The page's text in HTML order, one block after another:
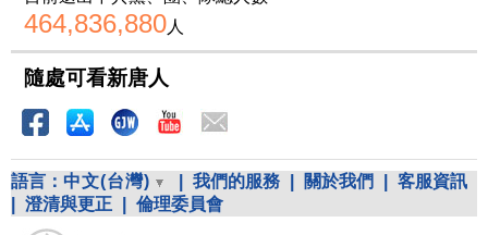
464,836,880人
隨處可看新唐人
語言： 中文(台灣) 我們的服務 關於我們
客服資訊
澄清與更正 倫理委員會